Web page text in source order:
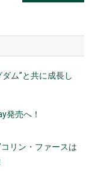
ム”と共に成長し
発売へ！
リン・ファースは